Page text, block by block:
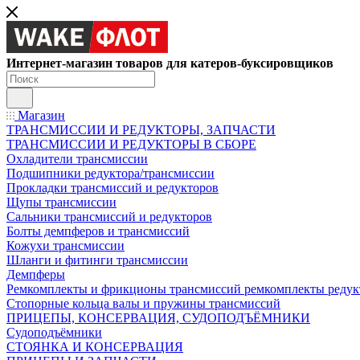
Интернет-магазин товаров для катеров-буксировщиков
Магазин
ТРАНСМИССИИ И РЕДУКТОРЫ, ЗАПЧАСТИ
ТРАНСМИССИИ И РЕДУКТОРЫ В СБОРЕ
Охладители трансмиссии
Подшипники редуктора/трансмиссии
Прокладки трансмиссий и редукторов
Щупы трансмиссии
Сальники трансмиссий и редукторов
Болты демпферов и трансмиссий
Кожухи трансмиссии
Шланги и фитинги трансмиссии
Демпферы
Ремкомплекты и фрикционы трансмиссий ремкомплекты
Стопорные кольца валы и пружины трансмиссий
ПРИЦЕПЫ, КОНСЕРВАЦИЯ, СУДОПОДЪЁМНИКИ
Судоподъёмники
СТОЯНКА И КОНСЕРВАЦИЯ